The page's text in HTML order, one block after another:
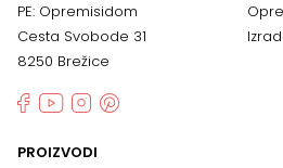
PE: Opremisidom
Cesta Svobode 31
8250 Brežice
PROIZVODI